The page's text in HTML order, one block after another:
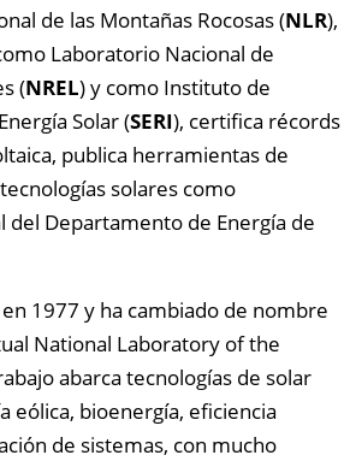
de las Montañas Rocosas (NLR),
Laboratorio Nacional de
(NREL) y como Instituto de
Solar (SERI), certifica récords
publica herramientas de
solares como
del Departamento de Energía de
1977 y ha cambiado de nombre
National Laboratory of the
abarca tecnologías de solar
eólica, bioenergía, eficiencia
de sistemas, con mucho